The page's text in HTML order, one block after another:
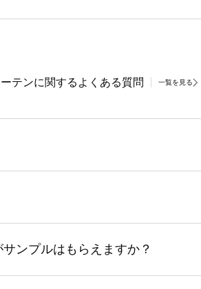
テンに関するよくある質問 一覧を見る
ンプルはもらえますか？